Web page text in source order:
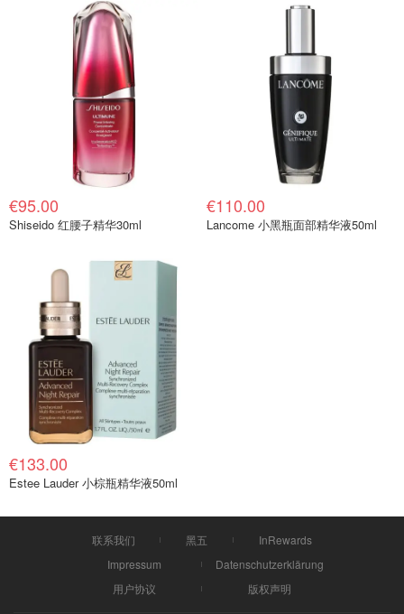
€95.00
Shiseido 红腰子精华30ml
€110.00
Lancome 小黑瓶面部精华液50ml
€133.00
Estee Lauder 小棕瓶精华液50ml
联系我们 黑五
InRewards
Impressum
Datenschutzerklärung
用户协议
版权声明